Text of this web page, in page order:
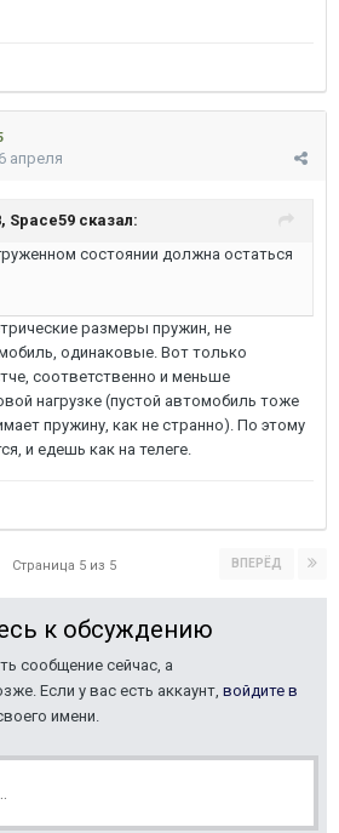
6 апреля
Space59 сказал:
состоянии должна остаться
размеры пружин, не
одинаковые. Вот только
соответственно и меньше
нагрузке (пустой автомобиль тоже
пружину, как не странно). По этому
и едешь как на телеге.
ВПЕРЁД
Страница 5 из 5
к обсуждению
сообщение сейчас, а
Если у вас есть аккаунт, войдите в
имени.